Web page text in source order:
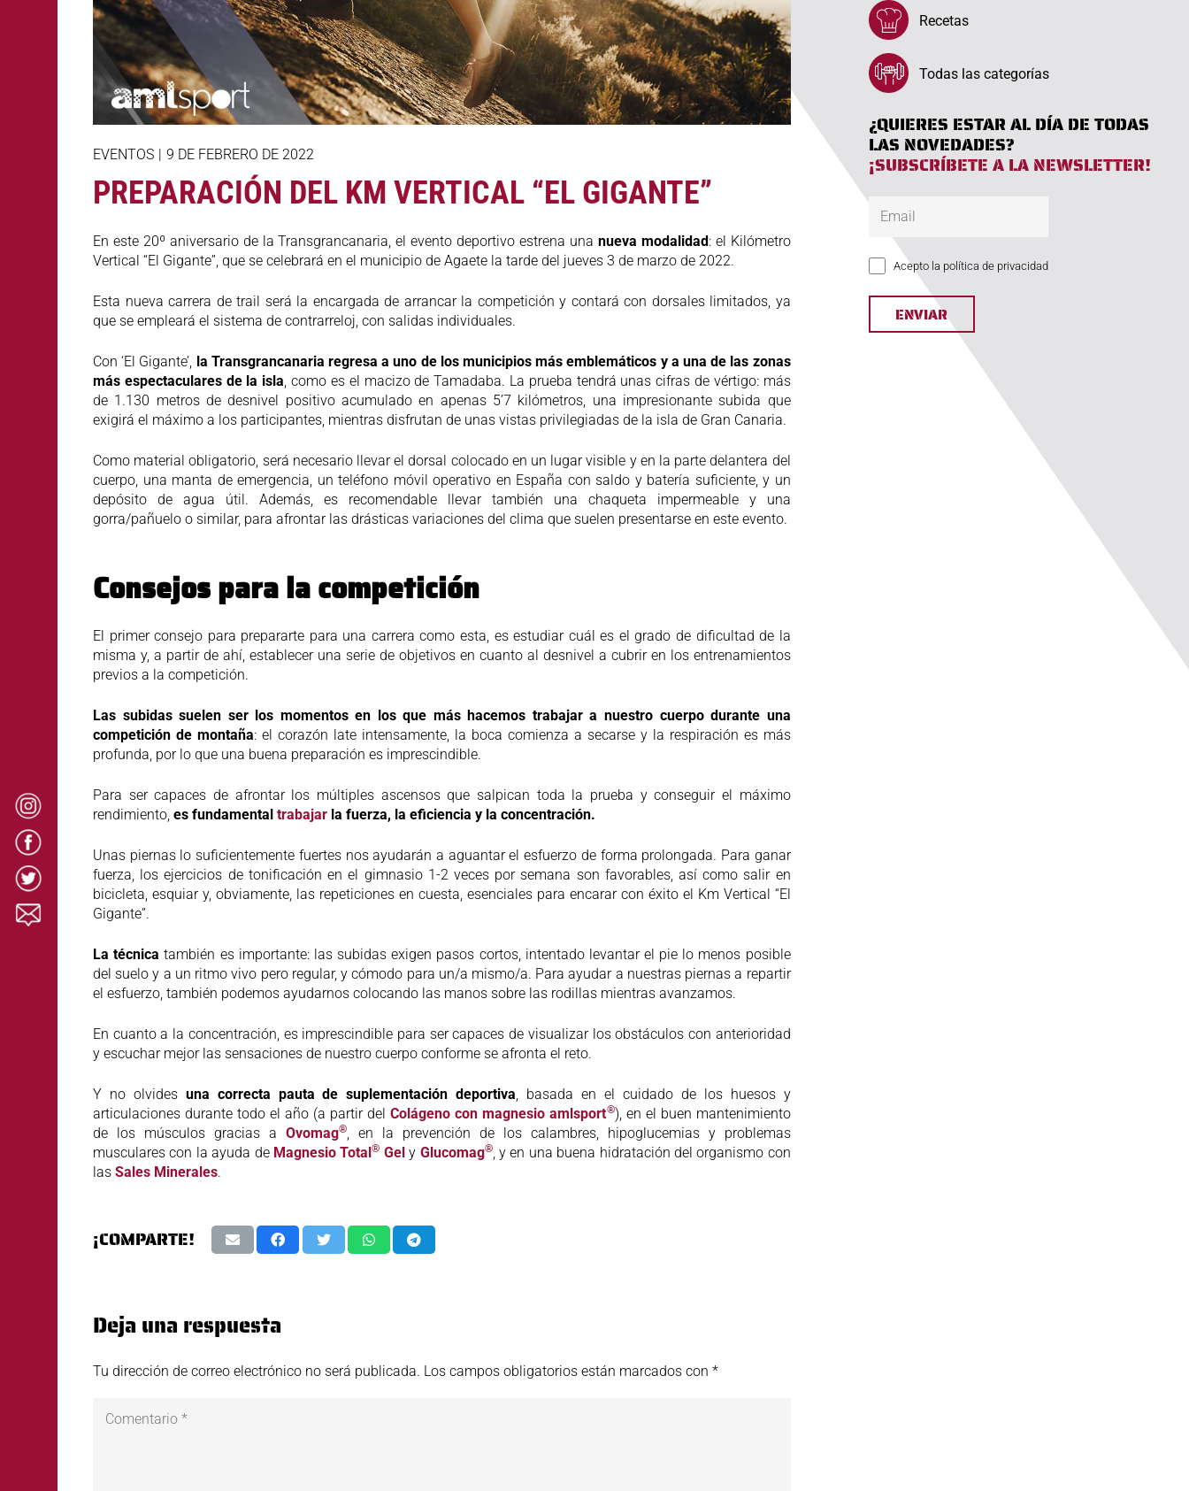
EVENTOS | 9 DE FEBRERO DE 2022
PREPARACIÓN DEL KM VERTICAL “EL GIGANTE”
En este 20º aniversario de la Transgrancanaria, el evento deportivo estrena una nueva modalidad: el Kilómetro
Vertical “El Gigante”, que se celebrará en el municipio de Agaete la tarde del jueves 3 de marzo de 2022.
Esta nueva carrera de trail será la encargada de arrancar la competición y contará con dorsales limitados, ya
que se empleará el sistema de contrarreloj, con salidas individuales.
Con ‘El Gigante’, la Transgrancanaria regresa a uno de los municipios más emblemáticos y a una de las zonas
más espectaculares de la isla , como es el macizo de Tamadaba. La prueba tendrá unas cifras de vértigo: más
de 1.130 metros de desnivel positivo acumulado en apenas 5’7 kilómetros, una impresionante subida que
exigirá el máximo a los participantes, mientras disfrutan de unas vistas privilegiadas de la isla de Gran Canaria.
Como material obligatorio, será necesario llevar el dorsal colocado en un lugar visible y en la parte delantera del
cuerpo, una manta de emergencia, un teléfono móvil operativo en España con saldo y batería suficiente, y un
depósito de agua útil. Además, es recomendable llevar también una chaqueta impermeable y una
gorra/pañuelo o similar, para afrontar las drásticas variaciones del clima que suelen presentarse en este evento.
Consejos para la competición
El primer consejo para prepararte para una carrera como esta, es estudiar cuál es el grado de dificultad de la
misma y, a partir de ahí, establecer una serie de objetivos en cuanto al desnivel a cubrir en los entrenamientos
previos a la competición.
Las subidas suelen ser los momentos en los que más hacemos trabajar a nuestro cuerpo durante una
competición de montaña: el corazón late intensamente, la boca comienza a secarse y la respiración es más
profunda, por lo que una buena preparación es imprescindible.
Para ser capaces de afrontar los múltiples ascensos que salpican toda la prueba y conseguir el máximo
rendimiento, es fundamental trabajar la fuerza, la eficiencia y la concentración.
Unas piernas lo suficientemente fuertes nos ayudarán a aguantar el esfuerzo de forma prolongada. Para ganar
fuerza, los ejercicios de tonificación en el gimnasio 1-2 veces por semana son favorables, así como salir en
bicicleta, esquiar y, obviamente, las repeticiones en cuesta, esenciales para encarar con éxito el Km Vertical “El
Gigante”.
La técnica también es importante: las subidas exigen pasos cortos, intentado levantar el pie lo menos posible
del suelo y a un ritmo vivo pero regular, y cómodo para un/a mismo/a. Para ayudar a nuestras piernas a repartir
el esfuerzo, también podemos ayudarnos colocando las manos sobre las rodillas mientras avanzamos.
En cuanto a la concentración, es imprescindible para ser capaces de visualizar los obstáculos con anterioridad
y escuchar mejor las sensaciones de nuestro cuerpo conforme se afronta el reto.
Y no olvides una correcta pauta de suplementación deportiva , basada en el cuidado de los huesos y
articulaciones durante todo el año (a partir delColágeno con magnesio amlsport®), en el buen mantenimiento
de los músculos gracias a Ovomag®, en la prevención de los calambres, hipoglucemias y problemas
musculares con la ayuda de Magnesio Total® Gely Glucomag®, y en una buena hidratación del organismo con
las Sales Minerales.
¡COMPARTE!
Deja una respuesta
Tu dirección de correo electrónico no será publicada. Los campos obligatorios están marcados con *
Recetas
Todas las categorías
¿QUIERES ESTAR AL DÍA DE TODAS
LAS NOVEDADES?
¡SUBSCRÍBETE A LA NEWSLETTER!
Acepto la política de privacidad